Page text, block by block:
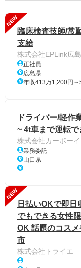
NEW
臨床検査技師/常
支給
株式会社EPLink広
正社員
広島県
年収413万1,200円～
ドライバー/軽作
~ 4t車まで運転
株式会社カーボーイ
業務委託
山口県
NEW
日払いOKで即日
でもできる女性
OK 話題のコス
市
株式会社トライエ